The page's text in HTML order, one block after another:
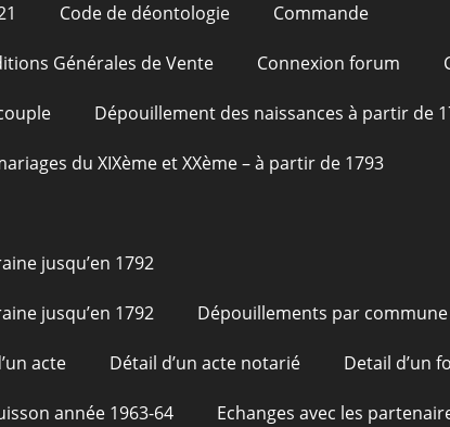
Code de déontologie Commande
Générales de Vente Connexion forum
Dépouillement des naissances à partir de
du XIXème et XXème – à partir de 1793
jusqu’en 1792
jusqu’en 1792 Dépouillements par commune
acte Détail d’un acte notarié Detail d’un
année 1963-64 Echanges avec les